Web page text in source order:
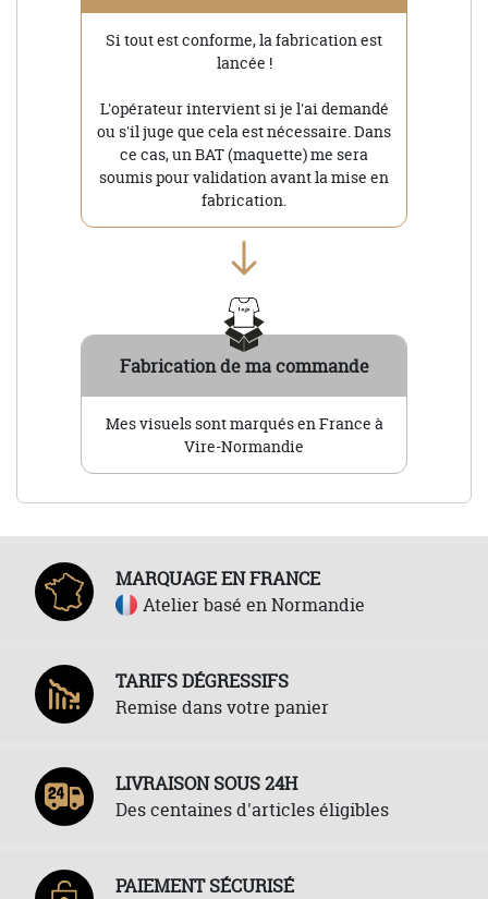
Si tout est conforme, la fabrication est
lancée !
L'opérateur intervient si je l'ai demandé
ou s'il juge que cela est nécessaire. Dans
ce cas, un BAT (maquette) me sera
soumis pour validation avant la mise en
fabrication.
Fabrication de ma commande
Mes visuels sont marqués en France à
Vire-Normandie
MARQUAGE EN FRANCE
Atelier basé en Normandie
TARIFS DÉGRESSIFS
Remise dans votre panier
LIVRAISON SOUS 24H
Des centaines d'articles éligibles
PAIEMENT SÉCURISÉ